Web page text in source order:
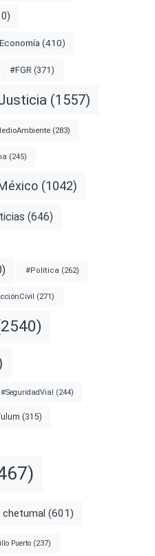
(410)
#FGR (371)
(1557)
(283)
(245)
(1042)
(646)
#Política (262)
(271)
#SeguridadVial (244)
(315)
chetumal (601)
Puerto (237)